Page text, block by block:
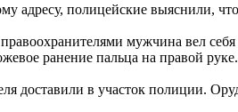
адресу, полицейские выяснили,
мужчина вел
ранение пальца на правой руке.
доставили в участок полиции.